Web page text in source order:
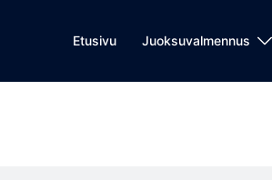
Etusivu Juoksuvalmennus